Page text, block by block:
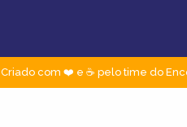
Criado com ❤️ e ☕ pelo time do